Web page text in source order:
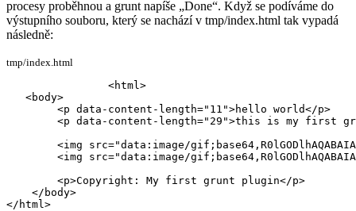
procesy proběhnou a grunt napíše „Done“. Když se podíváme do
výstupního souboru, který se nachází v tmp/index.html tak vypadá
následně:
tmp/index.html
<html>
   <body>
        <p data-content-length="11">hello world</p>
<p data-content-length="29">this is my first
<img src="data:image/
<img src="data:image/
        <p>Copyright: My first grunt plugin</p>
    </body>
</html>